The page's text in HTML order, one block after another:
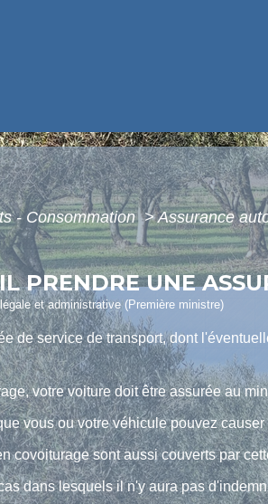
- Consommation> Assurance
PRENDRE UNE
et administrative (Première ministre)
de service de transport, dont
votre voiture doit être assurée au
vous ou votre véhicule pouvez
covoiturage sont aussi couverts par
dans lesquels il n'y aura pas